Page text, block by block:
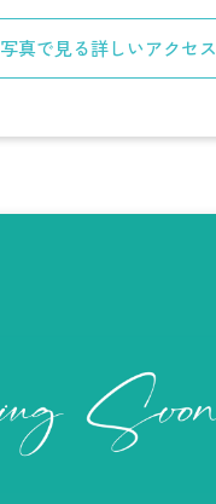
写真で見る詳しいアクセス